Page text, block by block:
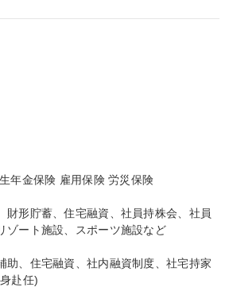
年金保険 雇用保険 労災保険
財形貯蓄、住宅融資、社員持株会、社員
ゾート施設、スポーツ施設など
助、住宅融資、社内融資制度、社宅持家
赴任)